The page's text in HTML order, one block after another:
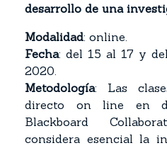
desarrollo de una
Modalidad: online.
Fecha: del 15 al 17 y
2020.
Metodología: Las
directo on line en
Blackboard
considera esencial la